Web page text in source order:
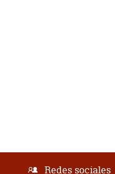
Redes sociales